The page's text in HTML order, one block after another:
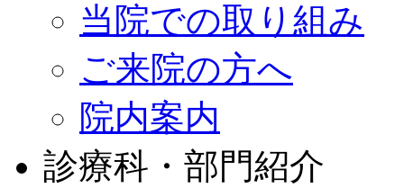
当院での取り組み
ご来院の方へ
院内案内
診療科・部門紹介